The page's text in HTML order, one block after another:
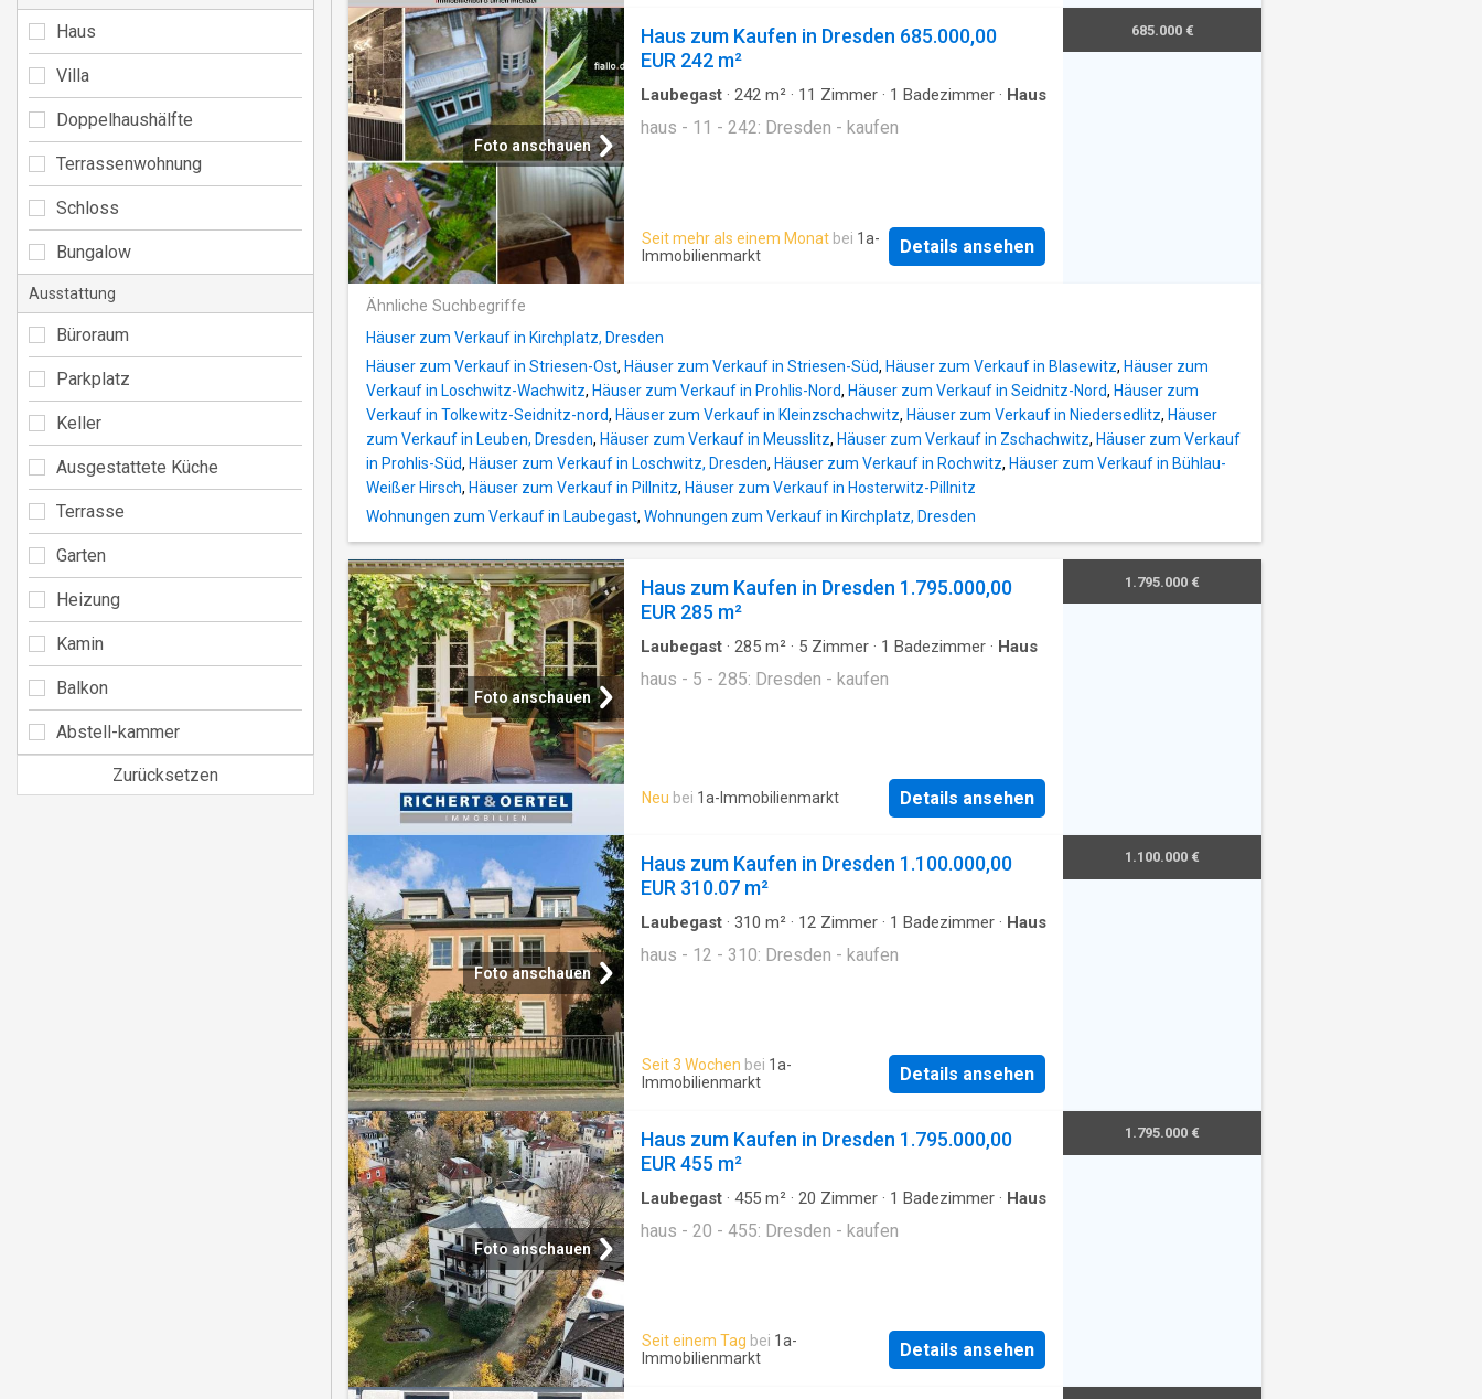
Foto anschauen
Haus zum Kaufen in Dresden 685.000,00
EUR 242 m²
Laubegast · 242 m² · 11 Zimmer · 1 Badezimmer · Haus
haus - 11 - 242: Dresden - kaufen
Seit mehr als einem Monat bei 1a-
Immobilienmarkt
Details ansehen
685.000 €
Ähnliche Suchbegriffe
Häuser zum Verkauf in Kirchplatz, Dresden
Häuser zum Verkauf in Striesen-Ost, Häuser zum Verkauf in Striesen-Süd, Häuser zum Verkauf in Blasewitz, Häuser zum
Verkauf in Loschwitz-Wachwitz, Häuser zum Verkauf in Prohlis-Nord, Häuser zum Verkauf in Seidnitz-Nord, Häuser zum
Verkauf in Tolkewitz-Seidnitz-nord, Häuser zum Verkauf in Kleinzschachwitz, Häuser zum Verkauf in Niedersedlitz, Häuser
zum Verkauf in Leuben, Dresden, Häuser zum Verkauf in Meusslitz, Häuser zum Verkauf in Zschachwitz, Häuser zum Verkauf
in Prohlis-Süd, Häuser zum Verkauf in Loschwitz, Dresden, Häuser zum Verkauf in Rochwitz, Häuser zum Verkauf in Bühlau-
Weißer Hirsch, Häuser zum Verkauf in Pillnitz, Häuser zum Verkauf in Hosterwitz-Pillnitz
Wohnungen zum Verkauf in Laubegast, Wohnungen zum Verkauf in Kirchplatz, Dresden
Foto anschauen
Haus zum Kaufen in Dresden 1.795.000,00
EUR 285 m²
Laubegast · 285 m² · 5 Zimmer · 1 Badezimmer · Haus
haus - 5 - 285: Dresden - kaufen
Neu bei 1a-Immobilienmarkt Details ansehen
1.795.000 €
Foto anschauen
Haus zum Kaufen in Dresden 1.100.000,00
EUR 310.07 m²
Laubegast · 310 m² · 12 Zimmer · 1 Badezimmer · Haus
haus - 12 - 310: Dresden - kaufen
Seit 3 Wochen bei 1a-
Immobilienmarkt
Details ansehen
1.100.000 €
Foto anschauen
Haus zum Kaufen in Dresden 1.795.000,00
EUR 455 m²
Laubegast · 455 m² · 20 Zimmer · 1 Badezimmer · Haus
haus - 20 - 455: Dresden - kaufen
Seit einem Tag bei 1a-
Immobilienmarkt
Details ansehen
1.795.000 €
Haus
Villa
Doppelhaushälfte
Terrassenwohnung
Schloss
Bungalow
Ausstattung
Büroraum
Parkplatz
Keller
Ausgestattete Küche
Terrasse
Garten
Heizung
Kamin
Balkon
Abstell-kammer
Zurücksetzen